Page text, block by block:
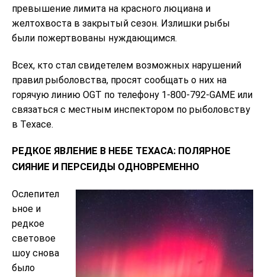
превышение лимита на красного люциана и
желтохвостa в закрытый сезон. Излишки рыбы
были пожертвованы нуждающимся.
Всех, кто стал свидетелем возможных нарушений
правил рыболовства, просят сообщать о них на
горячую линию OGT по телефону 1-800-792-GAME или
связаться с местным инспектором по рыболовству
в Техасе.
РЕДКОЕ ЯВЛЕНИЕ В НЕБЕ ТЕХАСА: ПОЛЯРНОЕ
СИЯНИЕ И ПЕРСЕИДЫ ОДНОВРЕМЕННО
Ослепител
ьное и
редкое
световое
шоу снова
было